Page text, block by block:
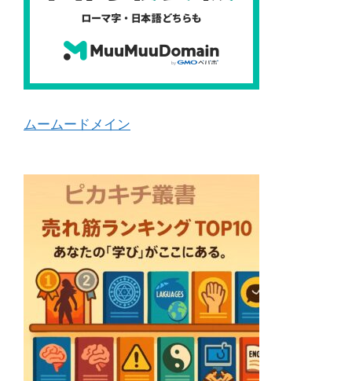
ムームードメイン